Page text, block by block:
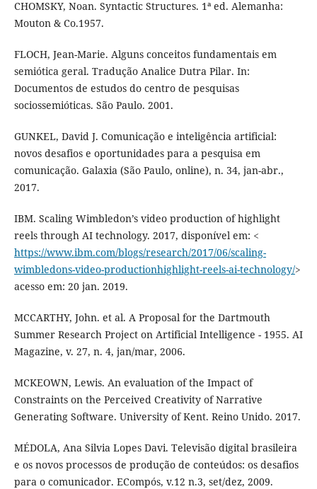
CHOMSKY, Noan. Syntactic Structures. 1ª ed. Alemanha:
Mouton & Co.1957.
FLOCH, Jean-Marie. Alguns conceitos fundamentais em
semiótica geral. Tradução Analice Dutra Pilar. In:
Documentos de estudos do centro de pesquisas
sociossemióticas. São Paulo. 2001.
GUNKEL, David J. Comunicação e inteligência artificial:
novos desafios e oportunidades para a pesquisa em
comunicação. Galaxia (São Paulo, online), n. 34, jan-abr.,
2017.
IBM. Scaling Wimbledon’s video production of highlight
reels through AI technology. 2017, disponível em: <
https://www.ibm.com/blogs/research/2017/06/scaling-
wimbledons-video-productionhighlight-reels-ai-technology/>
acesso em: 20 jan. 2019.
MCCARTHY, John. et al. A Proposal for the Dartmouth
Summer Research Project on Artificial Intelligence - 1955. AI
Magazine, v. 27, n. 4, jan/mar, 2006.
MCKEOWN, Lewis. An evaluation of the Impact of
Constraints on the Perceived Creativity of Narrative
Generating Software. University of Kent. Reino Unido. 2017.
MÉDOLA, Ana Silvia Lopes Davi. Televisão digital brasileira
e os novos processos de produção de conteúdos: os desafios
para o comunicador. ECompós, v.12 n.3, set/dez, 2009.